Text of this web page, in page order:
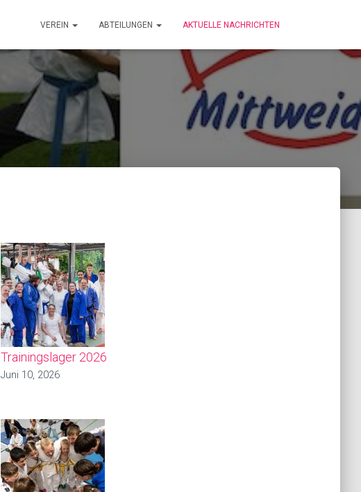
VEREIN ABTEILUNGEN AKTUELLE NACHRICHTEN
Trainingslager 2026
Juni 10, 2026